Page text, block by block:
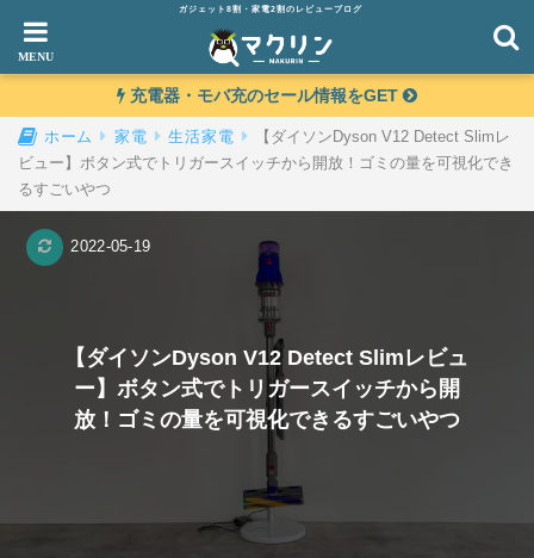
ガジェット8割・家電2割のレビューブログ
充電器・モバ充のセール情報をGET
ホーム 家電 生活家電
【ダイソンDyson V12 Detect Slimレ
ビュー】ボタン式でトリガースイッチから開放！ゴミの量を可視化でき
るすごいやつ
【ダイソンDyson V12 Detect Slimレビュ
ー】ボタン式でトリガースイッチから開
放！ゴミの量を可視化できるすごいやつ
2022-05-19